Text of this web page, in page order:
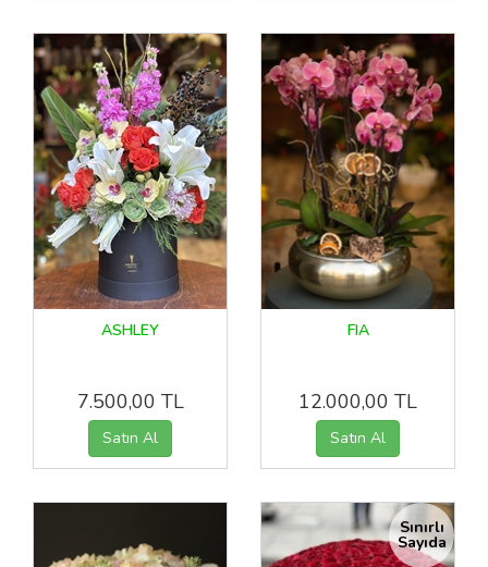
ASHLEY
7.500,00 TL
FIA
12.000,00 TL
Sınırlı
Sayıda